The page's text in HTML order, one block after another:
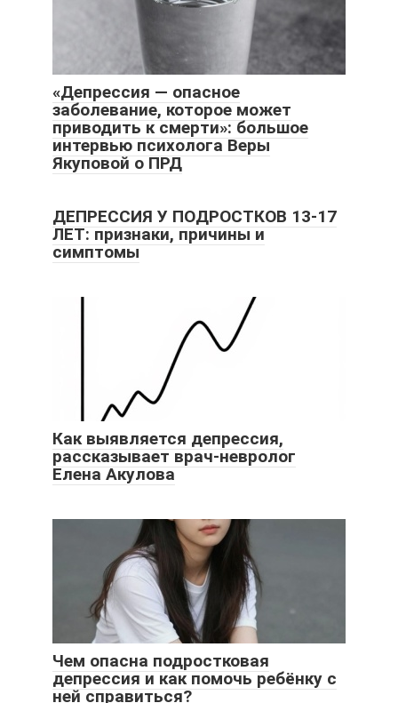
«Депрессия — опасное
заболевание, которое может
приводить к смерти»: большое
интервью психолога Веры
Якуповой о ПРД
ДЕПРЕССИЯ У ПОДРОСТКОВ 13-17
ЛЕТ: признаки, причины и
симптомы
Как выявляется депрессия,
рассказывает врач-невролог
Елена Акулова
Чем опасна подростковая
депрессия и как помочь ребёнку с
ней справиться?